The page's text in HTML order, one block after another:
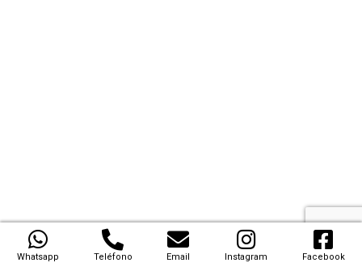
Whatsapp Teléfono Email Instagram Facebook